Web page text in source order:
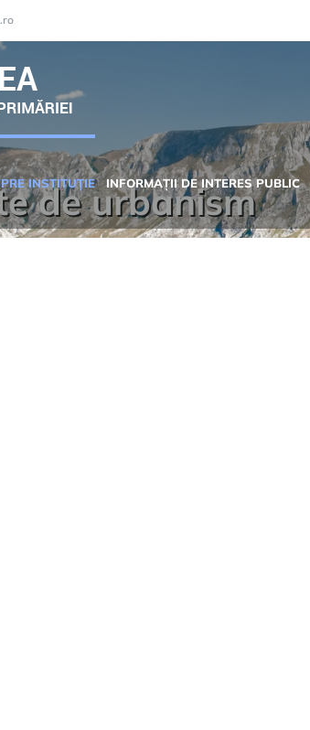
INSTITUȚIE INFORMAȚII DE INTERES PUBLIC
de urbanism